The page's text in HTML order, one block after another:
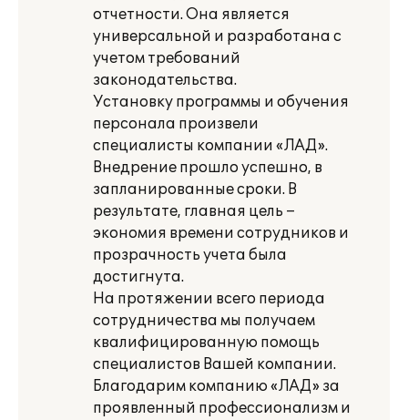
отчетности. Она является
универсальной и разработана с
учетом требований
законодательства.
Установку программы и обучения
персонала произвели
специалисты компании «ЛАД».
Внедрение прошло успешно, в
запланированные сроки. В
результате, главная цель –
экономия времени сотрудников и
прозрачность учета была
достигнута.
На протяжении всего периода
сотрудничества мы получаем
квалифицированную помощь
специалистов Вашей компании.
Благодарим компанию «ЛАД» за
проявленный профессионализм и